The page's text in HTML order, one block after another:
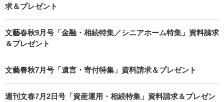
求＆プレゼント
文藝春秋9月号「金融・相続特集／シニアホーム特集」資料請求
＆プレゼント
文藝春秋7月号「遺言・寄付特集」資料請求＆プレゼント
週刊文春7月2日号「資産運用・相続特集」資料請求＆プレゼン